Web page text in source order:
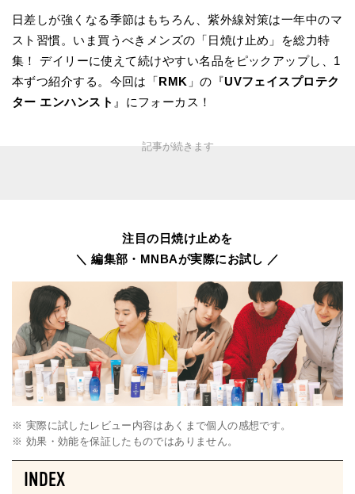
日差しが強くなる季節はもちろん、紫外線対策は一年中のマ
スト習慣。いま買うべきメンズの「日焼け止め」を総力特
集！ デイリーに使えて続けやすい名品をピックアップし、1
本ずつ紹介する。今回は「RMK 」の『UVフェイスプロテク
ター エンハンスト 』にフォーカス！
注目の日焼け止めを
＼ 編集部・MNBAが実際にお試し ／
※ 実際に試したレビュー内容はあくまで個人の感想です。
※ 効果・効能を保証したものではありません。